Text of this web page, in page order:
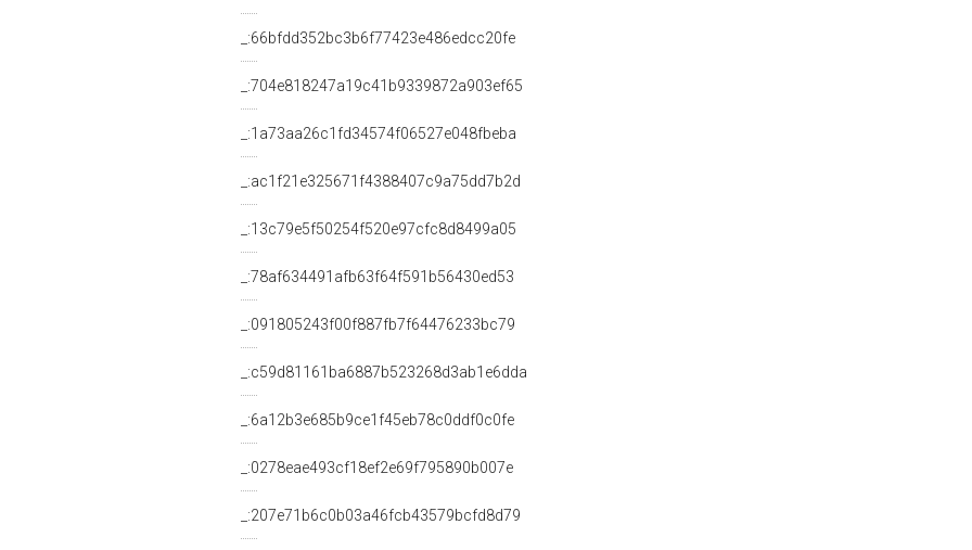
_:66bfdd352bc3b6f77423e486edcc20fe
_:704e818247a19c41b9339872a903ef65
_:1a73aa26c1fd34574f06527e048fbeba
_:ac1f21e325671f4388407c9a75dd7b2d
_:13c79e5f50254f520e97cfc8d8499a05
_:78af634491afb63f64f591b56430ed53
_:091805243f00f887fb7f64476233bc79
_:c59d81161ba6887b523268d3ab1e6dda
_:6a12b3e685b9ce1f45eb78c0ddf0c0fe
_:0278eae493cf18ef2e69f795890b007e
_:207e71b6c0b03a46fcb43579bcfd8d79